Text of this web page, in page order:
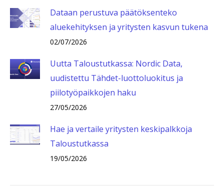
Dataan perustuva päätöksenteko
aluekehityksen ja yritysten kasvun tukena
02/07/2026
Uutta Taloustutkassa: Nordic Data,
uudistettu Tähdet-luottoluokitus ja
piilotyöpaikkojen haku
27/05/2026
Hae ja vertaile yritysten keskipalkkoja
Taloustutkassa
19/05/2026